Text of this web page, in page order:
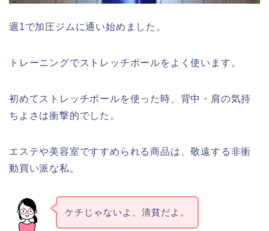
週1で加圧ジムに通い始めました。
トレーニングでストレッチポールをよく使います。
初めてストレッチポールを使った時、背中・肩の気持
ちよさは衝撃的でした。
エステや美容室ですすめられる商品は、敬遠する非衝
動買い派な私。
ケチじゃないよ、清貧だよ。